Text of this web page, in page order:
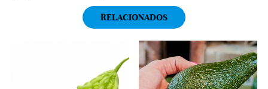
RELACIONADOS